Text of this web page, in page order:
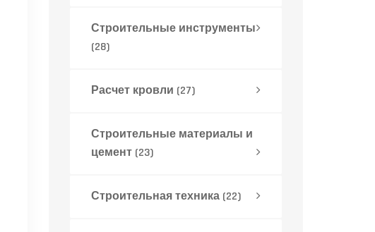
Строительные инструменты
(28)
Расчет кровли (27)
Строительные материалы и
цемент (23)
Строительная техника (22)